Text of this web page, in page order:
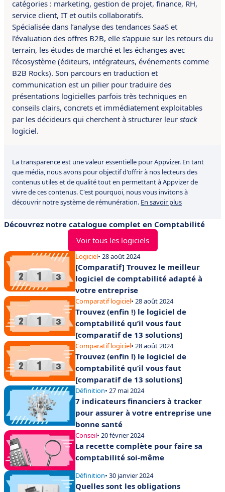
catégories : marketing, gestion de projet, finance, RH,
service client, IT et outils collaboratifs.
Spécialisée dans l’analyse des tendances SaaS et
l’évaluation des offres B2B, elle s’appuie sur les retours du
terrain, les études de marché et les échanges avec
l’écosystème (éditeurs, intégrateurs, événements comme
B2B Rocks). Son parcours en traduction et
communication est un pilier pour traduire des
présentations logicielles parfois très techniques en
conseils clairs, concrets et immédiatement exploitables
par les décideurs qui cherchent à structurer leur stack
logiciel.
La transparence est une valeur essentielle pour Appvizer. En tant
que média, nous avons pour objectif d'offrir à nos lecteurs des
contenus utiles et de qualité tout en permettant à Appvizer de
vivre de ces contenus. C'est pourquoi, nous vous invitons à
découvrir notre système de rémunération. En savoir plus
Découvrez notre catalogue complet en Comptabilité
Voir tous les logiciels
Logiciel• 28 août 2024
[Comparatif] Trouvez le meilleur
logiciel de comptabilité adapté à
votre entreprise
Comparatif logiciel• 28 août 2024
Trouvez (enfin !) le logiciel de
comptabilité qu’il vous faut
[comparatif de 13 solutions]
Comparatif logiciel• 28 août 2024
Trouvez (enfin !) le logiciel de
comptabilité qu’il vous faut
[comparatif de 13 solutions]
Définition• 27 mai 2024
7 indicateurs financiers à tracker
pour assurer à votre entreprise une
bonne santé
Conseil• 20 février 2024
La recette complète pour faire sa
comptabilité soi-même
Définition• 30 janvier 2024
Quelles sont les obligations